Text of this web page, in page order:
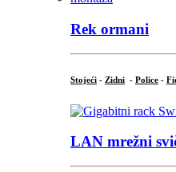
Rek ormani
Stojeći - Zidni - Police -
LAN mrežni